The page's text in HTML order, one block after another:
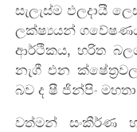
සැලැස්ම ඵලදායී
ලක්ෂ්‍යයන් ගවේෂණය
ආර්ථිකය, හරිත
නැගී එන
බව ද ෂී ජින්පිං
වත්මන් සංකීර්ණ